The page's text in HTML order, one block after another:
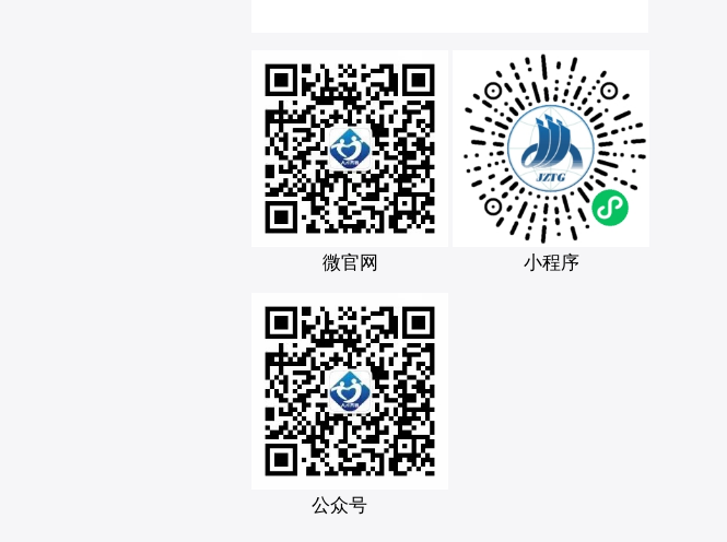
微官网 小程序
公众号